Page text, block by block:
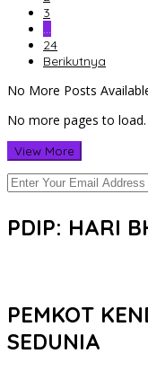
3
…
24
Berikutnya
No More Posts
No more pages to load.
View More
PDIP: HARI
PEMKOT
SEDUNIA